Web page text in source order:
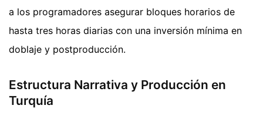
a los programadores asegurar bloques horarios de
hasta tres horas diarias con una inversión mínima en
doblaje y postproducción.
Estructura Narrativa y Producción en
Turquía